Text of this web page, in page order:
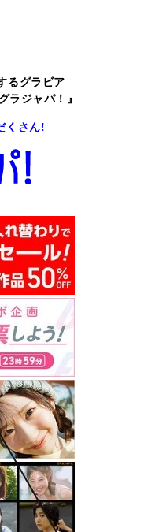
るグラビア
ラジャパ！』
くさん!